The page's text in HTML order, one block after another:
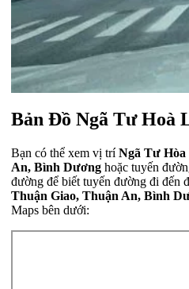
Bản Đồ Ngã Tư Hoà
Bạn có thể xem vị tríNgã Tư
An, Bình Dương hoặc tuyến
đường để biết tuyến đường đi đến
Thuận Giao, Thuận An, Bình
Maps bên dưới: